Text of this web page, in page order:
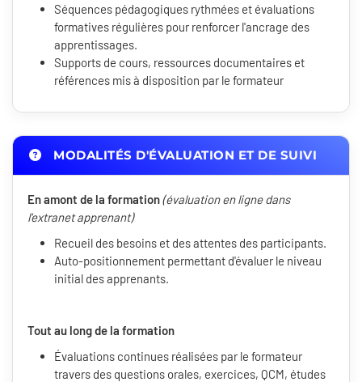
Séquences pédagogiques rythmées et évaluations
formatives régulières pour renforcer l'ancrage des
apprentissages.
Supports de cours, ressources documentaires et
références mis à disposition par le formateur
MODALITÉS D'ÉVALUATION ET DE SUIVI
En amont de la formation(évaluation en ligne dans
l'extranet apprenant)
Recueil des besoins et des attentes des participants.
Auto-positionnement permettant d'évaluer le niveau
initial des apprenants.
Tout au long de la formation
Évaluations continues réalisées par le formateur
travers des questions orales, exercices, QCM, études